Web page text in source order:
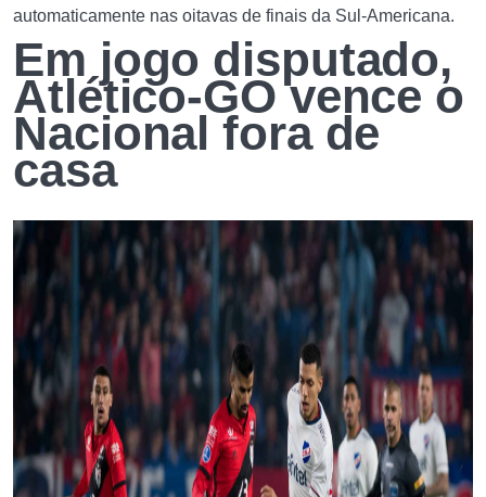
automaticamente nas oitavas de finais da Sul-Americana.
Em jogo disputado,
Atlético-GO vence o
Nacional fora de
casa